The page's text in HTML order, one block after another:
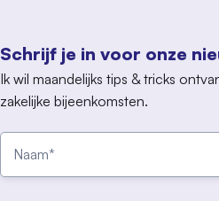
Schrijf je in voor onze
Ik wil maandelijks tips & tricks
zakelijke bijeenkomsten.